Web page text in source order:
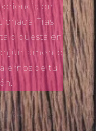
en
Tras
o puesta en
de tu
no encontrado.